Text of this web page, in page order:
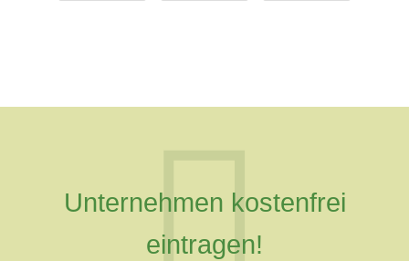
Unternehmen kostenfrei
eintragen!